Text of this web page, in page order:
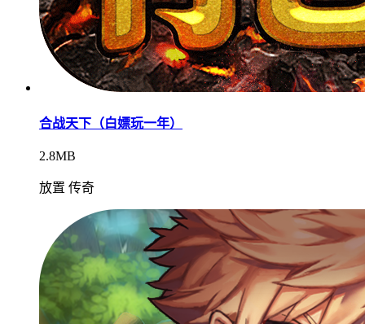
合战天下（白嫖玩一年）
2.8MB
放置 传奇